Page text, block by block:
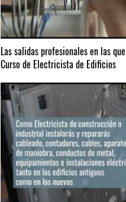
Las salidas profesionales en las
Curso de Electricista de Edificios